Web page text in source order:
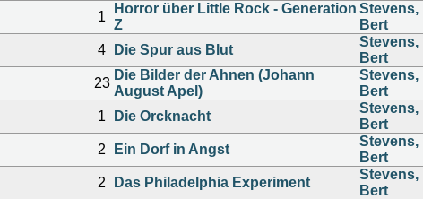
1
Horror über Little Rock - Generation
Z
Stevens,
Bert
4 Die Spur aus Blut
Stevens,
Bert
23
Die Bilder der Ahnen (Johann
August Apel)
Stevens,
Bert
1 Die Orcknacht
Stevens,
Bert
2 Ein Dorf in Angst
Stevens,
Bert
2 Das Philadelphia Experiment
Stevens,
Bert